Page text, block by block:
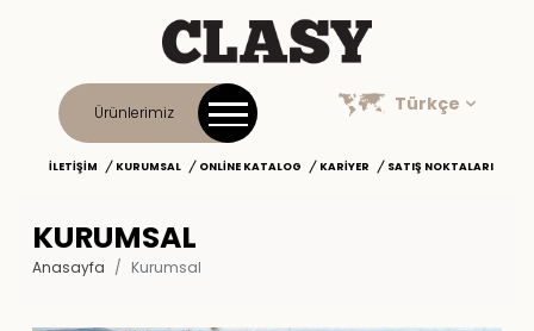
Ürünlerimiz Türkçe
İLETIŞIM KURUMSAL ONLINE KATALOG KARIYER SATIŞ NOKTALARI
KURUMSAL
Anasayfa Kurumsal